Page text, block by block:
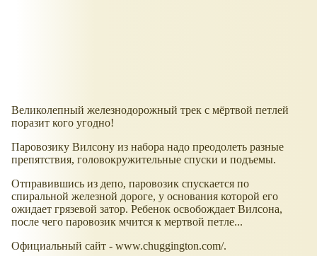
Великолепный железнодорожный трек с мёртвой петлей
поразит кого угодно!
Паровозику Вилсону из набора надо преодолеть разные
препятствия, головокружительные спуски и подъемы.
Отправившись из депо, паровозик спускается по
спиральной железной дороге, у основания которой его
ожидает грязевой затор. Ребенок освобождает Вилсона,
после чего паровозик мчится к мертвой петле...
Официальный сайт - www.chuggington.com/.